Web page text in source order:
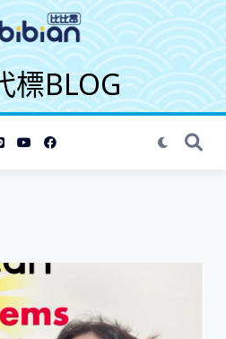
標BLOG